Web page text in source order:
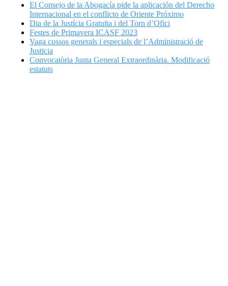
El Consejo de la Abogacía pide la aplicación del Derecho
Internacional en el conflicto de Oriente Próximo
Dia de la Justícia Gratuïta i del Torn d’Ofici
Festes de Primavera ICASF 2023
Vaga cossos generals i especials de l’Administració de
Justicia
Convocatòria Junta General Extraordinària. Modificació
estatuts